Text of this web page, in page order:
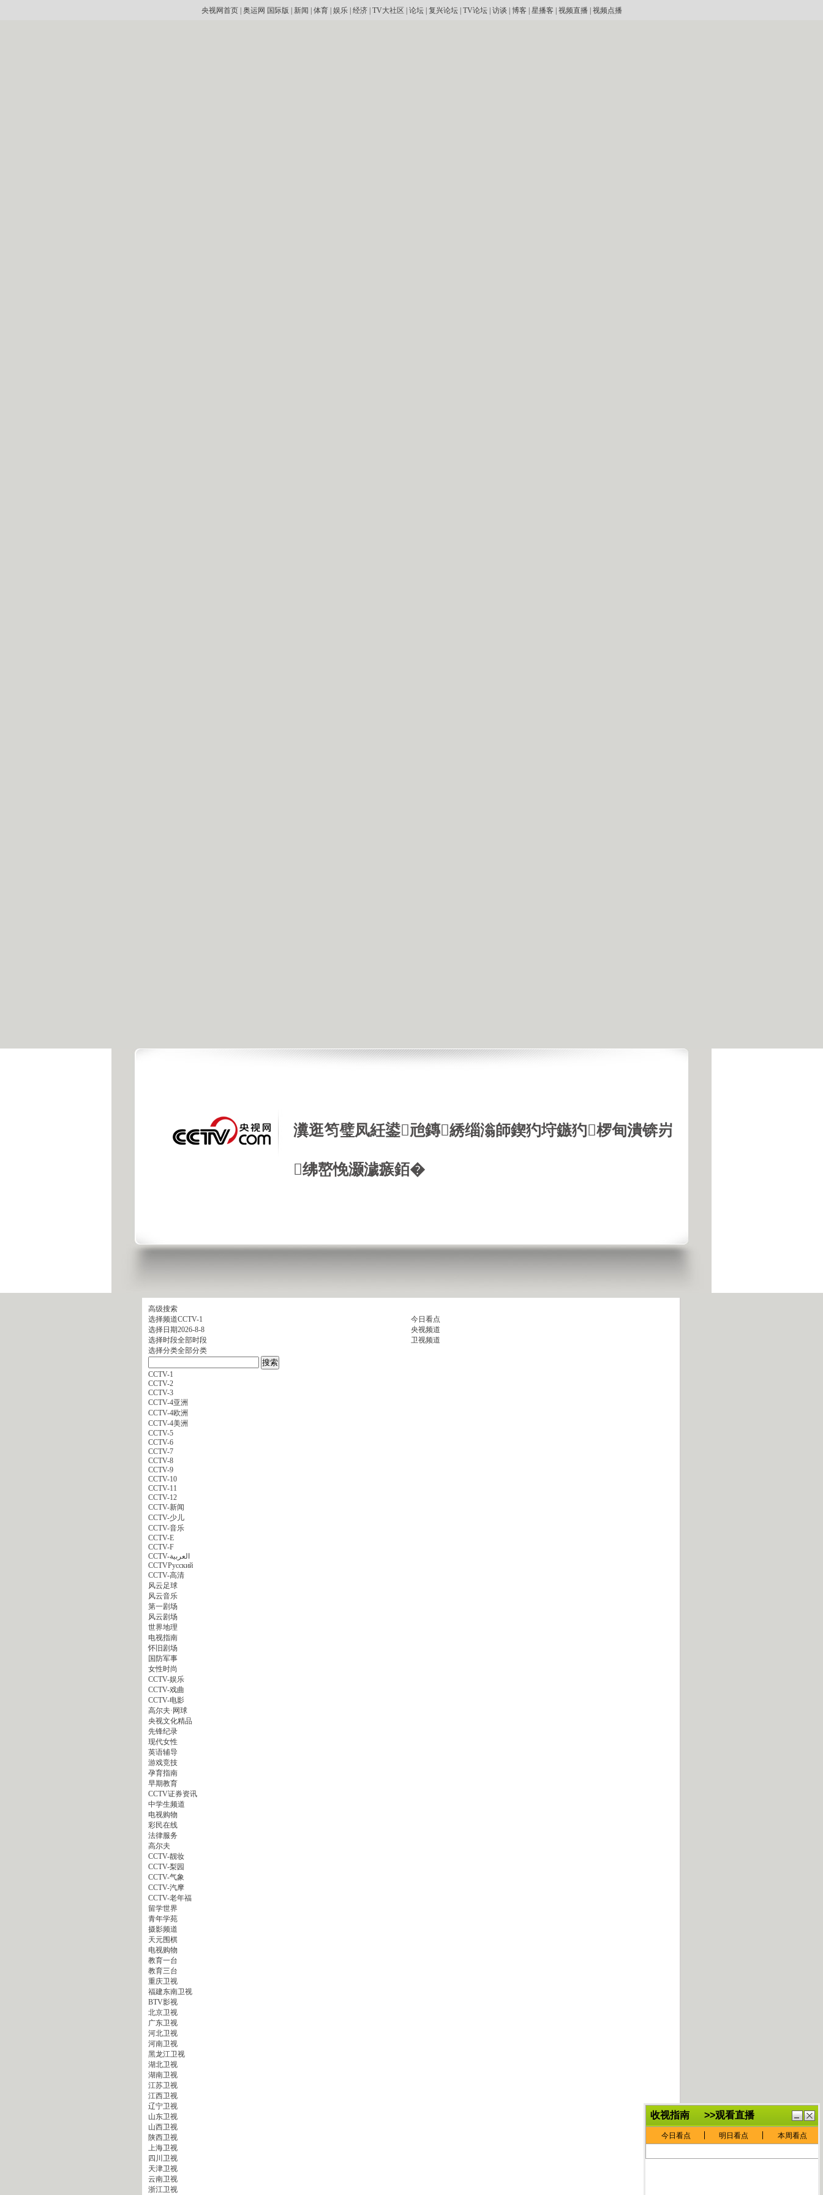
央视网首页| 奥运网 国际版 新闻 体育| 娱乐| 经济| TV大社区 论坛| 复兴论坛| TV论坛| 访谈 博客 星播客 视频直播| 视频点播
瀵逛笉璧凤紝鍙兘鏄綉缁滃師鍥犳垨鏃犳椤甸潰锛岃
绋嶅悗灏濊瘯銆�
高级搜索
选择频道CCTV-1
选择日期2026-8-8
选择时段全部时段
选择分类全部分类
CCTV-1
CCTV-2
CCTV-3
CCTV-4亚洲
CCTV-4欧洲
CCTV-4美洲
CCTV-5
CCTV-6
CCTV-7
CCTV-8
CCTV-9
CCTV-10
CCTV-11
CCTV-12
CCTV-新闻
CCTV-少儿
CCTV-音乐
CCTV-E
CCTV-F
CCTV-العربية
CCTVPусский
CCTV-高清
风云足球
风云音乐
第一剧场
风云剧场
世界地理
电视指南
怀旧剧场
国防军事
女性时尚
CCTV-娱乐
CCTV-戏曲
CCTV-电影
高尔夫·网球
央视文化精品
先锋纪录
现代女性
英语辅导
游戏竞技
孕育指南
早期教育
CCTV证券资讯
中学生频道
电视购物
彩民在线
法律服务
高尔夫
CCTV-靓妆
CCTV-梨园
CCTV-气象
CCTV-汽摩
CCTV-老年福
留学世界
青年学苑
摄影频道
天元围棋
电视购物
教育一台
教育三台
重庆卫视
福建东南卫视
BTV影视
北京卫视
广东卫视
河北卫视
河南卫视
黑龙江卫视
湖北卫视
湖南卫视
江苏卫视
江西卫视
辽宁卫视
山东卫视
山西卫视
陕西卫视
上海卫视
四川卫视
天津卫视
云南卫视
浙江卫视
今日看点
央视频道
卫视频道
抽
鏈
€灏
忓
寲